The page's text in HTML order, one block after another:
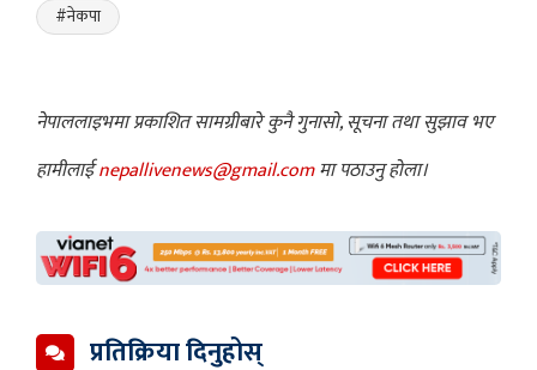
#नेकपा
नेपाललाइभमा प्रकाशित सामग्रीबारे कुनै गुनासो, सूचना तथा सुझाव भए
हामीलाईnepallivenews@gmail.comमा पठाउनु होला।
प्रतिक्रिया दिनुहोस्